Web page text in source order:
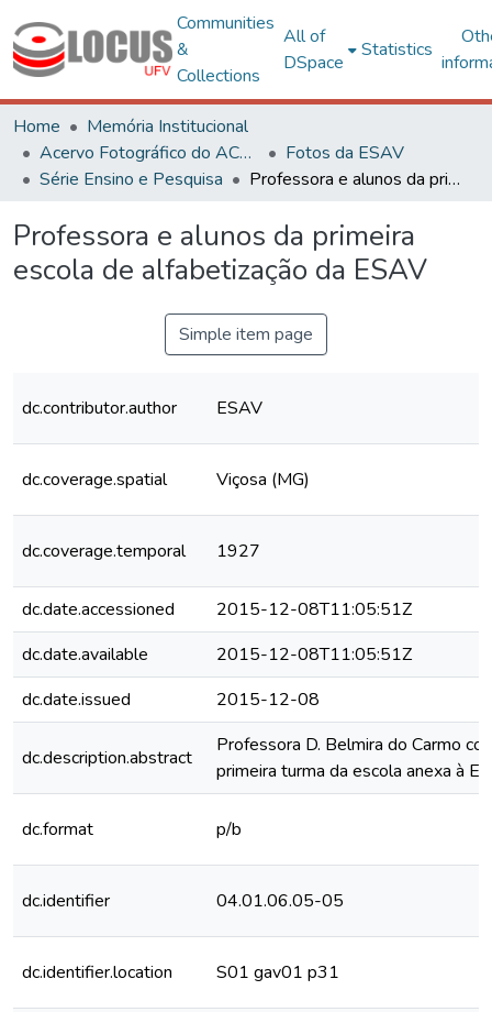
Communities
&
Collections
All of
DSpace
Statistics
Home
Memória Institucional
Acervo Fotográfico do ACH-UFV
Fotos da ESAV
Série Ensino e Pesquisa
Professora e alunos da primeira escola de alfabetização da ESAV
Professora e alunos da primeira
escola de alfabetização da ESAV
Simple item page
dc.contributor.author ESAV
dc.coverage.spatial Viçosa (MG)
dc.coverage.temporal 1927
dc.date.accessioned
2015-12-08T11:05:51Z
dc.date.available
2015-12-08T11:05:51Z
dc.date.issued
2015-12-08
dc.description.abstract
Professora D. Belmira do Carmo
primeira turma da escola anexa à
dc.format p/b
dc.identifier 04.01.06.05-05
dc.identifier.location S01 gav01 p31